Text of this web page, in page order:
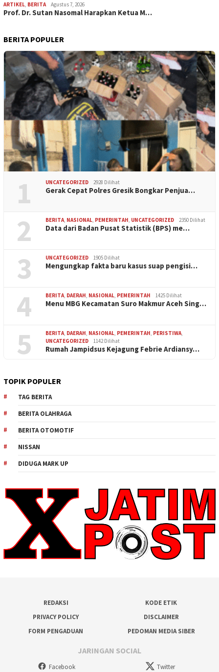
ARTIKEL BERITA Agustus 7, 2026
Prof. Dr. Sutan Nasomal Harapkan Ketua M…
BERITA POPULER
1 UNCATEGORIZED 2928 Dilihat
Gerak Cepat Polres Gresik Bongkar Penjua…
2 BERITA NASIONAL PEMERINTAH UNCATEGORIZED 2350 Dilihat
Data dari Badan Pusat Statistik (BPS) me…
3 UNCATEGORIZED 1905 Dilihat
Mengungkap fakta baru kasus suap pengisi…
4 BERITA DAERAH NASIONAL PEMERINTAH 1425 Dilihat
Menu MBG Kecamatan Suro Makmur Aceh Sing…
5 BERITA DAERAH NASIONAL PEMERINTAH PERISTIWA
UNCATEGORIZED
1142 Dilihat
Rumah Jampidsus Kejagung Febrie Ardiansy…
TOPIK POPULER
TAG BERITA
BERITA OLAHRAGA
BERITA OTOMOTIF
NISSAN
DIDUGA MARK UP
REDAKSI
KODE ETIK
PRIVACY POLICY
DISCLAIMER
FORM PENGADUAN
PEDOMAN MEDIA SIBER
JARINGAN SOCIAL
Facebook Twitter